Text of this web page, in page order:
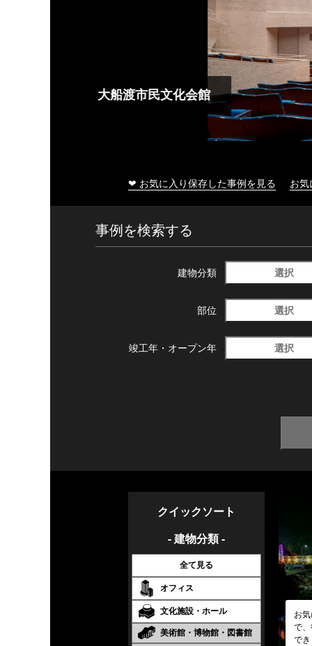
大船渡市民文化会館
❤ お気に入り保存した事例を見る お
事例を検索する
建物分類 選択
部位 選択
竣工年・ オープン年 選択
クイックソート
- 建物分類 -
全て見る
オフィス
文化施設・ホール
美術館・博物館・図書館
お
で
で